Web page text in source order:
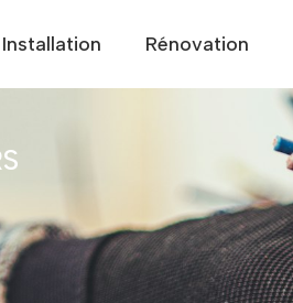
Installation Rénovation